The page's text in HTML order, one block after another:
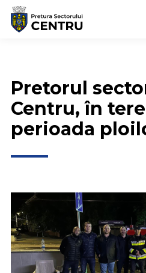
Pretorul
Centru, în
perioada